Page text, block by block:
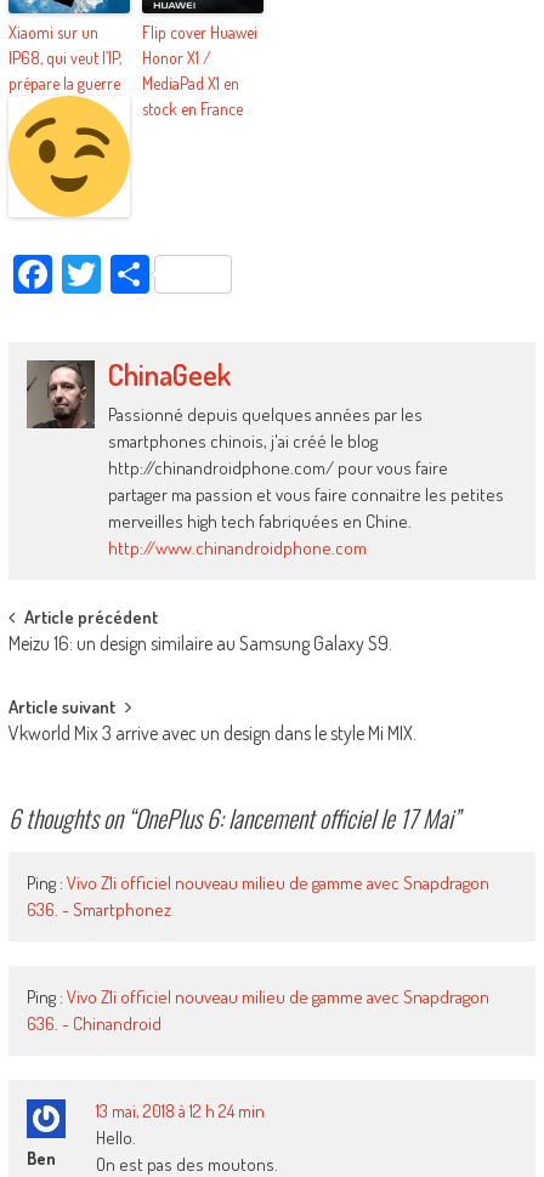
Xiaomi sur un
IP68, qui veut l’IP,
prépare la guerre
Flip cover Huawei
Honor X1 /
MediaPad X1 en
stock en France
Facebook
Twitter
Partager
ChinaGeek
Passionné depuis quelques années par les
smartphones chinois, j'ai créé le blog
http://chinandroidphone.com/ pour vous faire
partager ma passion et vous faire connaitre les petites
merveilles high tech fabriquées en Chine.
http://www.chinandroidphone.com
Post
navigation
Article précédent
Meizu 16: un design similaire au Samsung Galaxy S9.
Article suivant
Vkworld Mix 3 arrive avec un design dans le style Mi MIX.
6 thoughts on “OnePlus 6: lancement officiel le 17 Mai”
Ping : Vivo Z1i officiel nouveau milieu de gamme avec Snapdragon
636. - Smartphonez
Ping : Vivo Z1i officiel nouveau milieu de gamme avec Snapdragon
636. - Chinandroid
Ben
13 mai, 2018 à 12 h 24 min
Hello.
On est pas des moutons.